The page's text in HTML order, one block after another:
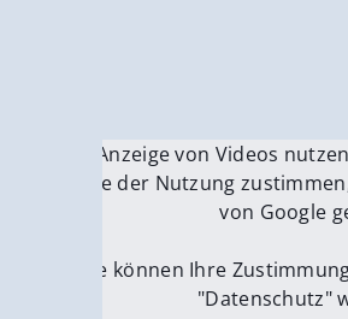
Für die Anzeige von Videos
Wenn Sie der Nutzung
von Google
Sie können Ihre
"Datenschutz"